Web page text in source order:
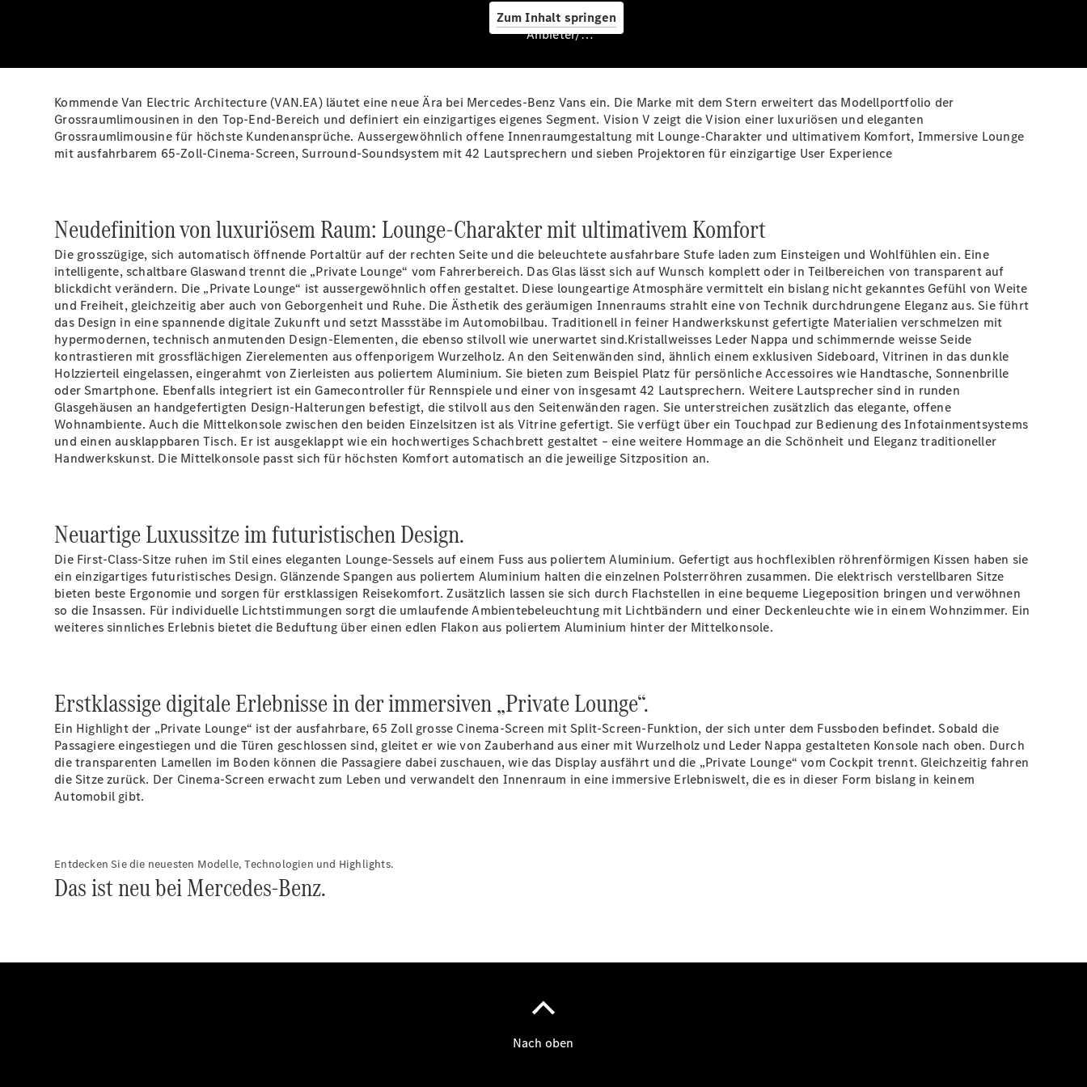
Zum Inhalt springen
Service &
Übersicht
Van-Service
Pannenhilfe
und
Kundensupport
Mobilitätslösungen
Intelligente
Fahrzeugsteuerung
Garantie
QualityService
Digitale
Extras
Über uns
Jobs
Anbieter/Datenschutz
Kommende Van Electric Architecture (VAN.EA) läutet eine neue Ära bei Mercedes-Benz Vans ein. Die Marke mit dem Stern erweitert das Modellportfolio der
Grossraumlimousinen in den Top-End-Bereich und definiert ein einzigartiges eigenes Segment. Vision V zeigt die Vision einer luxuriösen und eleganten
Grossraumlimousine für höchste Kundenansprüche. Aussergewöhnlich offene Innenraumgestaltung mit Lounge-Charakter und ultimativem Komfort, Immersive Lounge
mit ausfahrbarem 65-Zoll-Cinema-Screen, Surround-Soundsystem mit 42 Lautsprechern und sieben Projektoren für einzigartige User Experience
Neudefinition von luxuriösem Raum: Lounge-Charakter mit ultimativem Komfort
Die grosszügige, sich automatisch öffnende Portaltür auf der rechten Seite und die beleuchtete ausfahrbare Stufe laden zum Einsteigen und Wohlfühlen ein. Eine
intelligente, schaltbare Glaswand trennt die „Private Lounge“ vom Fahrerbereich. Das Glas lässt sich auf Wunsch komplett oder in Teilbereichen von transparent auf
blickdicht verändern. Die „Private Lounge“ ist aussergewöhnlich offen gestaltet. Diese loungeartige Atmosphäre vermittelt ein bislang nicht gekanntes Gefühl von Weite
und Freiheit, gleichzeitig aber auch von Geborgenheit und Ruhe. Die Ästhetik des geräumigen Innenraums strahlt eine von Technik durchdrungene Eleganz aus. Sie führt
das Design in eine spannende digitale Zukunft und setzt Massstäbe im Automobilbau. Traditionell in feiner Handwerkskunst gefertigte Materialien verschmelzen mit
hypermodernen, technisch anmutenden Design-Elementen, die ebenso stilvoll wie unerwartet sind.Kristallweisses Leder Nappa und schimmernde weisse Seide
kontrastieren mit grossflächigen Zierelementen aus offenporigem Wurzelholz. An den Seitenwänden sind, ähnlich einem exklusiven Sideboard, Vitrinen in das dunkle
Holzzierteil eingelassen, eingerahmt von Zierleisten aus poliertem Aluminium. Sie bieten zum Beispiel Platz für persönliche Accessoires wie Handtasche, Sonnenbrille
oder Smartphone. Ebenfalls integriert ist ein Gamecontroller für Rennspiele und einer von insgesamt 42 Lautsprechern. Weitere Lautsprecher sind in runden
Glasgehäusen an handgefertigten Design-Halterungen befestigt, die stilvoll aus den Seitenwänden ragen. Sie unterstreichen zusätzlich das elegante, offene
Wohnambiente. Auch die Mittelkonsole zwischen den beiden Einzelsitzen ist als Vitrine gefertigt. Sie verfügt über ein Touchpad zur Bedienung des Infotainmentsystems
und einen ausklappbaren Tisch. Er ist ausgeklappt wie ein hochwertiges Schachbrett gestaltet – eine weitere Hommage an die Schönheit und Eleganz traditioneller
Handwerkskunst. Die Mittelkonsole passt sich für höchsten Komfort automatisch an die jeweilige Sitzposition an.
Neuartige Luxussitze im futuristischen Design.
Die First-Class-Sitze ruhen im Stil eines eleganten Lounge-Sessels auf einem Fuss aus poliertem Aluminium. Gefertigt aus hochflexiblen röhrenförmigen Kissen haben sie
ein einzigartiges futuristisches Design. Glänzende Spangen aus poliertem Aluminium halten die einzelnen Polsterröhren zusammen. Die elektrisch verstellbaren Sitze
bieten beste Ergonomie und sorgen für erstklassigen Reisekomfort. Zusätzlich lassen sie sich durch Flachstellen in eine bequeme Liegeposition bringen und verwöhnen
so die Insassen. Für individuelle Lichtstimmungen sorgt die umlaufende Ambientebeleuchtung mit Lichtbändern und einer Deckenleuchte wie in einem Wohnzimmer. Ein
weiteres sinnliches Erlebnis bietet die Beduftung über einen edlen Flakon aus poliertem Aluminium hinter der Mittelkonsole.
Erstklassige digitale Erlebnisse in der immersiven „Private Lounge“.
Ein Highlight der „Private Lounge“ ist der ausfahrbare, 65 Zoll grosse Cinema-Screen mit Split-Screen-Funktion, der sich unter dem Fussboden befindet. Sobald die
Passagiere eingestiegen und die Türen geschlossen sind, gleitet er wie von Zauberhand aus einer mit Wurzelholz und Leder Nappa gestalteten Konsole nach oben. Durch
die transparenten Lamellen im Boden können die Passagiere dabei zuschauen, wie das Display ausfährt und die „Private Lounge“ vom Cockpit trennt. Gleichzeitig fahren
die Sitze zurück. Der Cinema-Screen erwacht zum Leben und verwandelt den Innenraum in eine immersive Erlebniswelt, die es in dieser Form bislang in keinem
Automobil gibt.
Entdecken Sie die neuesten Modelle, Technologien und Highlights.
Das ist neu bei Mercedes-Benz.